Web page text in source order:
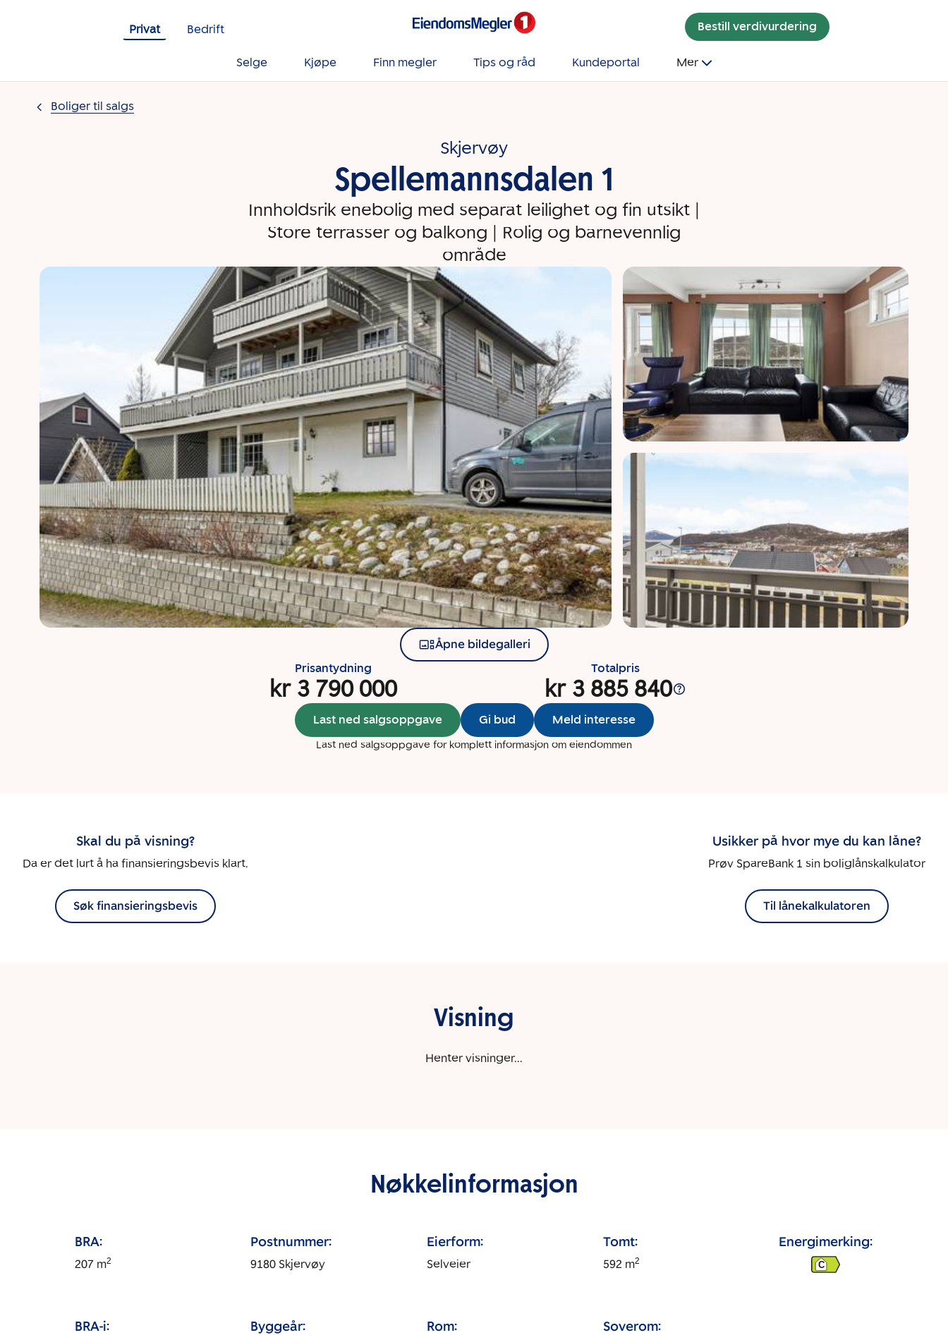
Privat
Bedrift Bestill verdivurdering
Selge Kjøpe Finn megler Tips og råd Kundeportal Mer
Boliger til salgs
Skjervøy
Spellemannsdalen 1
Innholdsrik enebolig med separat leilighet og fin utsikt |
Store terrasser og balkong | Rolig og barnevennlig
område
Åpne bildegalleri
Prisantydning
kr 3 790 000
Totalpris
kr 3 885 840
Last ned salgsoppgave Gi bud Meld interesse
Last ned salgsoppgave for komplett informasjon om eiendommen
Skal du på visning?
Da er det lurt å ha finansieringsbevis klart.
Søk finansieringsbevis
Usikker på hvor mye du kan låne?
Prøv SpareBank 1 sin boliglånskalkulator
Til lånekalkulatoren
Visning
Henter visninger...
Nøkkelinformasjon
BRA:
207m2
Postnummer:
9180 Skjervøy
Eierform:
Selveier
Tomt:
592 m2
Energimerking:
C
BRA-i: Byggeår: Rom: Soverom: